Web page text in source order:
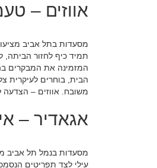
אווזים –
מסעדות בתל אביב
תמיד כיף לחזור הביתה,
המזמינה את המבקרים
הבית, בוחרים לעיקרית
משובח. אווזים – הצדעה
אגאדיר –
מסעדות בנמל תל אביב
עילי לצד תפריטים